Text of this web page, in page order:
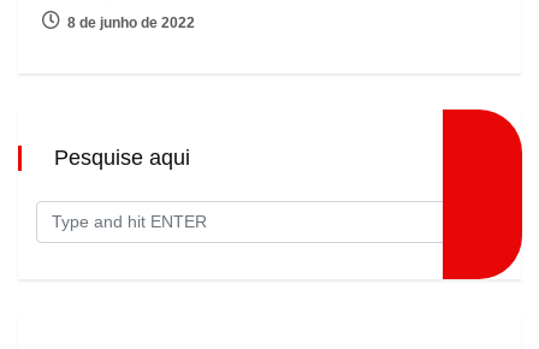
8 de junho de 2022
Pesquise aqui